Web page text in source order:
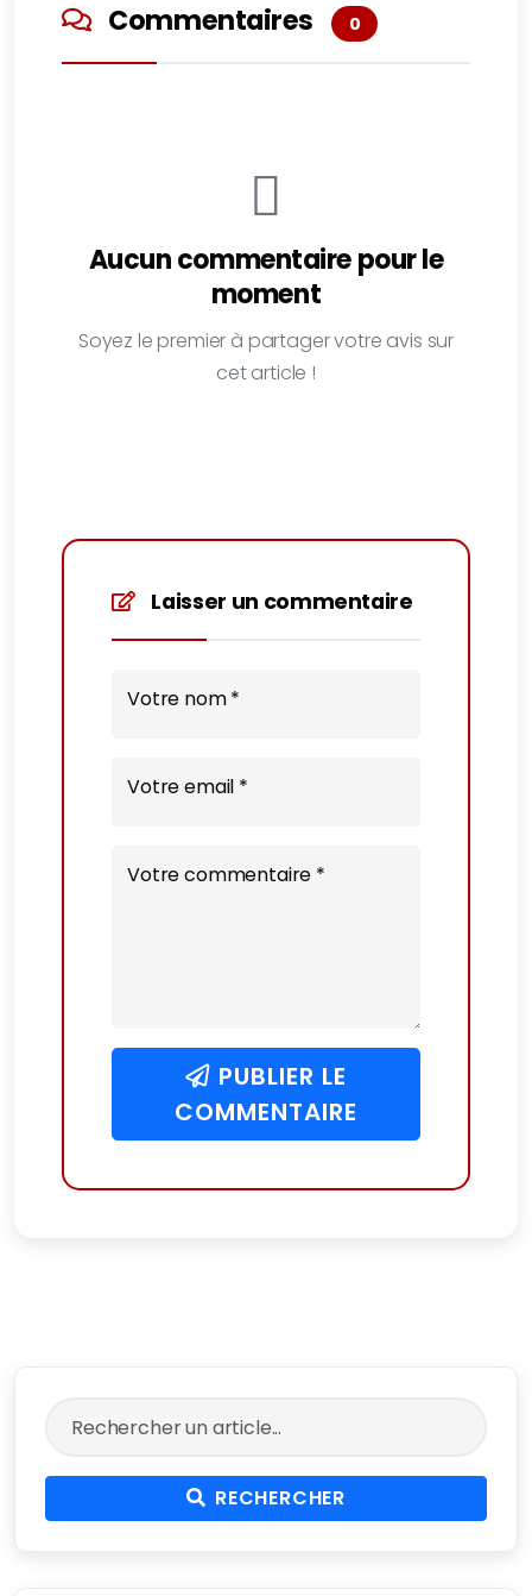
Commentaires 0
Aucun commentaire pour le
moment
Soyez le premier à partager votre avis sur
cet article !
Laisser un commentaire
Votre nom *
Votre email *
Votre commentaire *
PUBLIER LE
COMMENTAIRE
RECHERCHER